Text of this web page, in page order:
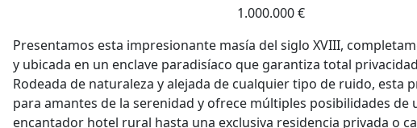
1.000.000 €
Presentamos esta impresionante masía del siglo XVIII,
y ubicada en un enclave paradisíaco que garantiza total
Rodeada de naturaleza y alejada de cualquier tipo de ruido, esta
para amantes de la serenidad y ofrece múltiples posibilidades de
encantador hotel rural hasta una exclusiva residencia privada o